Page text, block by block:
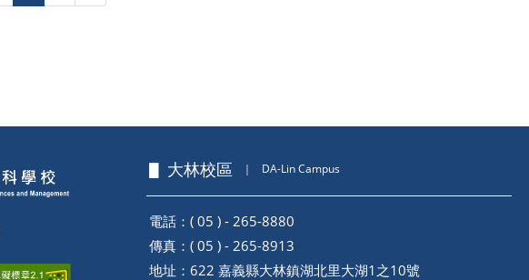
▋ 大林校區 ｜ DA-Lin Campus
電話：( 05 ) - 265-8880
傳真：( 05 ) - 265-8913
地址： 622 嘉義縣大林鎮湖北里大湖1之10號